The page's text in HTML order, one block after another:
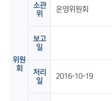
위원
회
소관
위
운영위원회
보고
일
처리
일
2016-10-19